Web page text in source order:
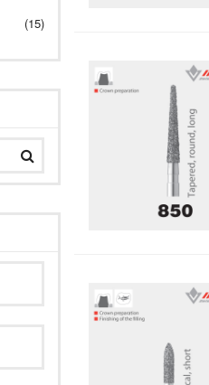
(15)